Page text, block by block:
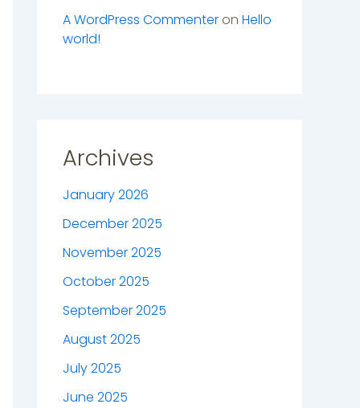
A WordPress Commenteron Hello
world!
Archives
January 2026
December 2025
November 2025
October 2025
September 2025
August 2025
July 2025
June 2025